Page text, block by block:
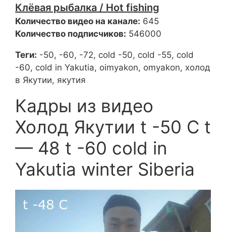
Клёвая рыбалка / Hot fishing
Количество видео на канале: 645
Количество подписчиков: 546000
Теги: -50, -60, -72, cold -50, cold -55, cold
-60, cold in Yakutia, oimyakon, omyakon, холод
в Якутии, якутия
Кадры из видео
Холод Якутии t -50 C t
— 48 t -60 cold in
Yakutia winter Siberia